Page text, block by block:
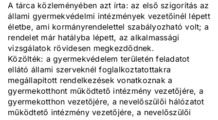
A tárca közleményében azt írta: az első szigorítás az
állami gyermekvédelmi intézmények vezetőinél lépett
életbe, ami kormányrendelettel szabályozható volt; a
rendelet már hatályba lépett, az alkalmassági
vizsgálatok rövidesen megkezdődnek.
Közölték: a gyermekvédelem területén feladatot
ellátó állami szerveknél foglalkoztatottakra
megállapított rendelkezések vonatkoznak a
gyermekotthont működtető intézmény vezetőjére, a
gyermekotthon vezetőjére, a nevelőszülői hálózatot
működtető intézmény vezetőjére, a nevelőszülői